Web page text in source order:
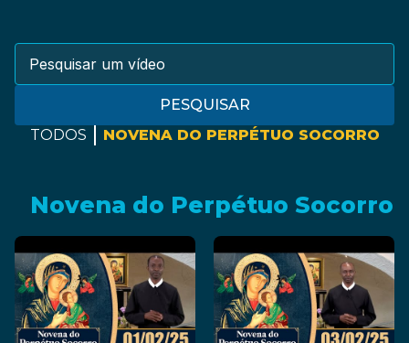
PESQUISAR
TODOS
NOVENA DO PERPÉTUO SOCORRO
Novena do Perpétuo Socorro